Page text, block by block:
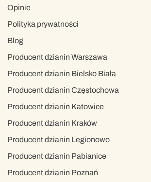
Opinie
Polityka prywatności
Blog
Producent dzianin Warszawa
Producent dzianin Bielsko Biała
Producent dzianin Częstochowa
Producent dzianin Katowice
Producent dzianin Kraków
Producent dzianin Legionowo
Producent dzianin Pabianice
Producent dzianin Poznań